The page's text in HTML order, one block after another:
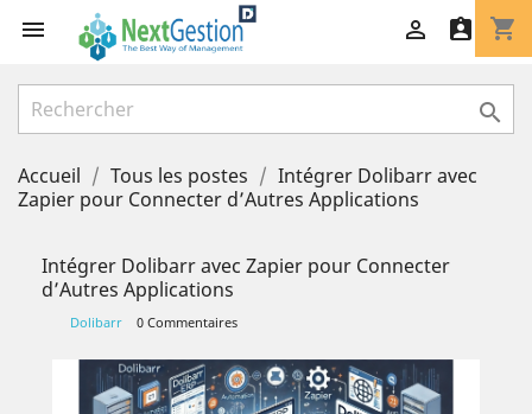
 shopping_cart
 

Accueil Tous les postes
Intégrer Dolibarr avec
Zapier pour Connecter d’Autres Applications
Intégrer Dolibarr avec Zapier pour Connecter
d’Autres Applications
Dolibarr 0 Commentaires